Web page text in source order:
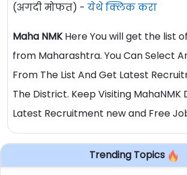
(अगदी मोफत) - येथे क्लिक करा
Maha NMKHere You will get the list
from Maharashtra. You Can Select
From The List And Get Latest
The District. Keep Visiting MahaNMK
Latest Recruitment new and Free
Trending Topics